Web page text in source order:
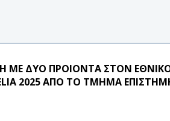
ΜΕ ΔΥΟ ΠΡΟΙΟΝΤΑ ΣΤΟΝ
2025 ΑΠΟ ΤΟ ΤΜΗΜΑ